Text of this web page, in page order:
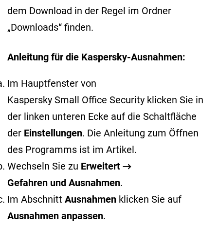
dem Download in der Regel im Ordner
„Downloads“ finden.
Anleitung für die Kaspersky-Ausnahmen:
Im Hauptfenster von
Kaspersky Small Office Security klicken Sie in
der linken unteren Ecke auf die Schaltfläche
der Einstellungen. Die Anleitung zum Öffnen
des Programms ist im Artikel.
Wechseln Sie zu Erweitert →
Gefahren und Ausnahmen.
Im Abschnitt Ausnahmen klicken Sie auf
Ausnahmen anpassen.